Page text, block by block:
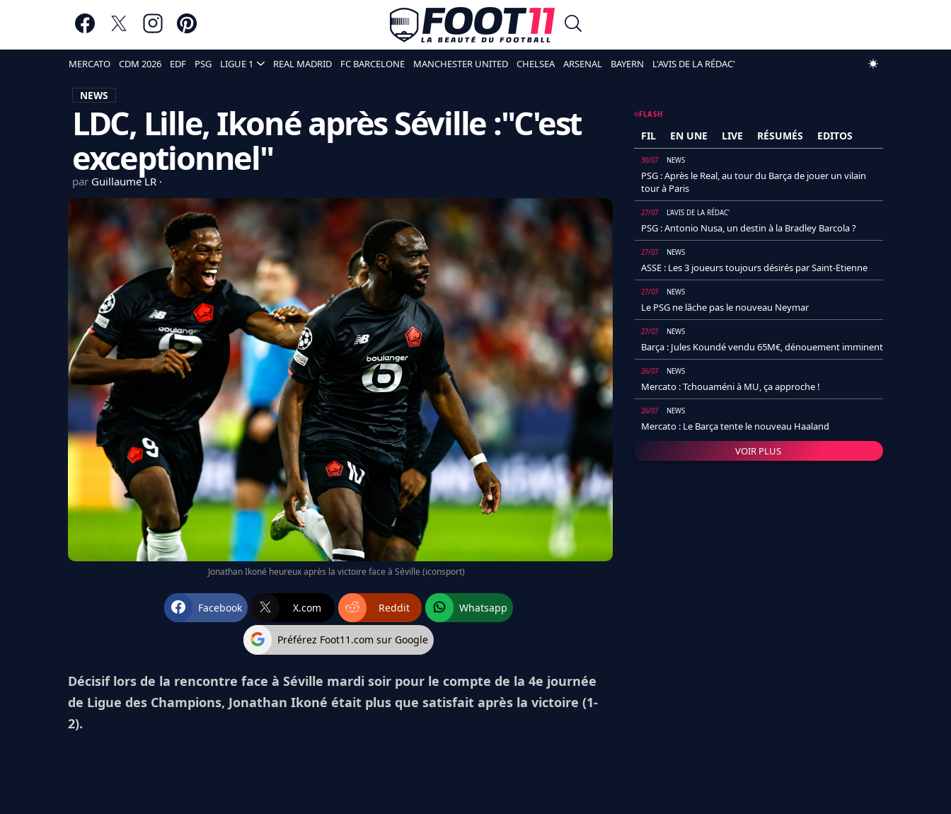
MERCATO CDM 2026 EDF PSG LIGUE 1 REAL MADRID FC BARCELONE MANCHESTER UNITED CHELSEA ARSENAL BAYERN L'AVIS DE LA RÉDAC'
NEWS
LDC, Lille, Ikoné après Séville :"C'est
exceptionnel"
par Guillaume LR
Jonathan Ikoné heureux après la victoire face à Séville (iconsport)
Facebook X.com Reddit Whatsapp
Préférez Foot11.com sur Google
Décisif lors de la rencontre face à Séville mardi soir pour le compte de la 4e journée
de Ligue des Champions, Jonathan Ikoné était plus que satisfait après la victoire (1-
2).
FLASH
FIL EN UNE LIVE RÉSUMÉS EDITOS
30/07 NEWS
PSG : Après le Real, au tour du Barça de jouer un vilain
tour à Paris
27/07 L'AVIS DE LA RÉDAC'
PSG : Antonio Nusa, un destin à la Bradley Barcola ?
27/07 NEWS
ASSE : Les 3 joueurs toujours désirés par Saint-Etienne
27/07 NEWS
Le PSG ne lâche pas le nouveau Neymar
27/07 NEWS
Barça : Jules Koundé vendu 65M€, dénouement imminent
26/07 NEWS
Mercato : Tchouaméni à MU, ça approche !
26/07 NEWS
Mercato : Le Barça tente le nouveau Haaland
VOIR PLUS